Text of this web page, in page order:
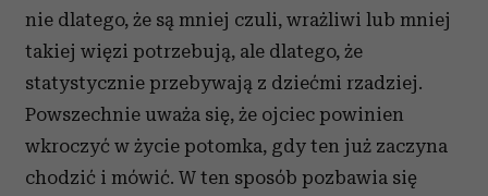
nie dlatego, że są mniej czuli, wrażliwi lub mniej
takiej więzi potrzebują, ale dlatego, że
statystycznie przebywają z dziećmi rzadziej.
Powszechnie uważa się, że ojciec powinien
wkroczyć w życie potomka, gdy ten już zaczyna
chodzić i mówić. W ten sposób pozbawia się